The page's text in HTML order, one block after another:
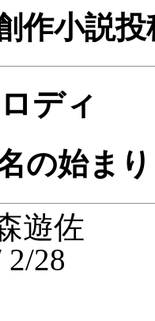
作小説投
ディ
の始まり
遊佐
28